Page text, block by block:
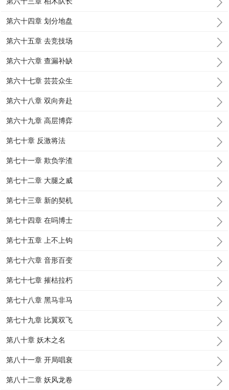
第六十四章 划分地盘
第六十五章 去竞技场
第六十六章 查漏补缺
第六十七章 芸芸众生
第六十八章 双向奔赴
第六十九章 高层博弈
第七十章 反激将法
第七十一章 欺负学渣
第七十二章 大腿之威
第七十三章 新的契机
第七十四章 在吗博士
第七十五章 上不上钩
第七十六章 音形百变
第七十七章 摧枯拉朽
第七十八章 黑马非马
第七十九章 比翼双飞
第八十章 妖木之名
第八十一章 开局唱衰
第八十二章 妖风龙卷